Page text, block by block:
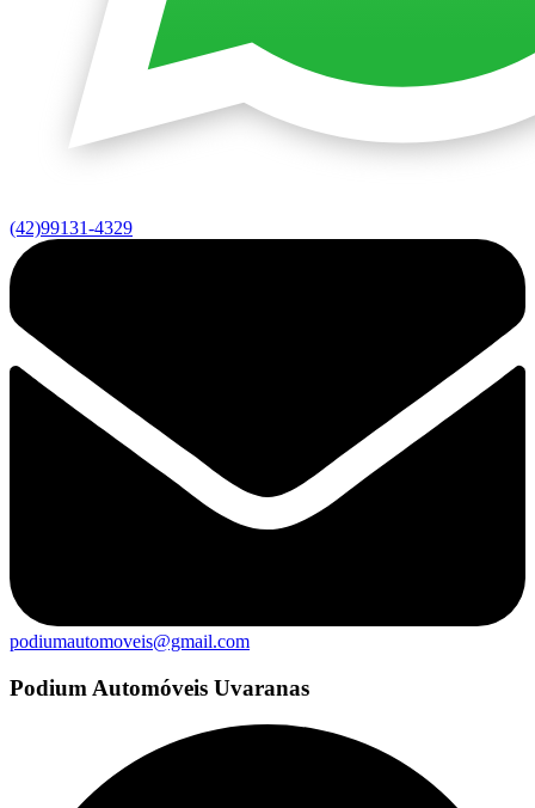
(42)99131-4329
podiumautomoveis@gmail.com
Podium Automóveis Uvaranas